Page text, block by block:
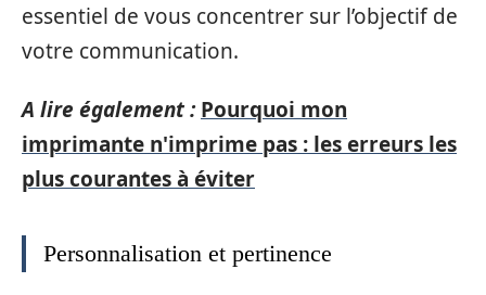
essentiel de vous concentrer sur l’objectif de
votre communication.
A lire également : Pourquoi mon
imprimante n'imprime pas : les erreurs les
plus courantes à éviter
Personnalisation et pertinence